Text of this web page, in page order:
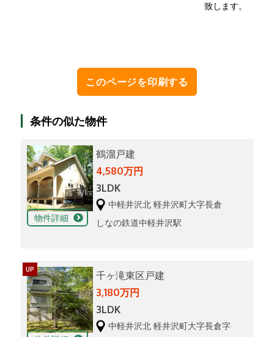
致します。
条件の似た物件
鶴溜戸建
4,580万円
3LDK
中軽井沢北 軽井沢町大字長倉
しなの鉄道中軽井沢駅
物件詳細
UP
千ヶ滝東区戸建
3,180万円
3LDK
中軽井沢北 軽井沢町大字長倉字